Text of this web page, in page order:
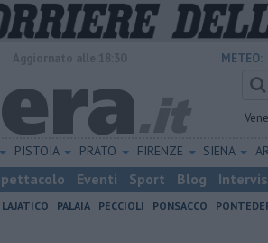
METEO:
PISTOIA PRATO FIRENZE SIENA
Eventi Sport Blog
LAJATICO PALAIA PECCIOLI PONSACCO